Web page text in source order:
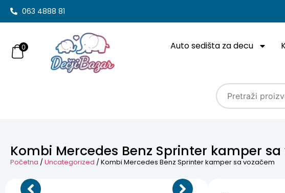
063 4888 81
Auto sedišta za decu
0
Kombi Mercedes Benz Sprinter kamper
Početna /Uncategorized / Kombi Mercedes Benz Sprinter kamper sa vozačem